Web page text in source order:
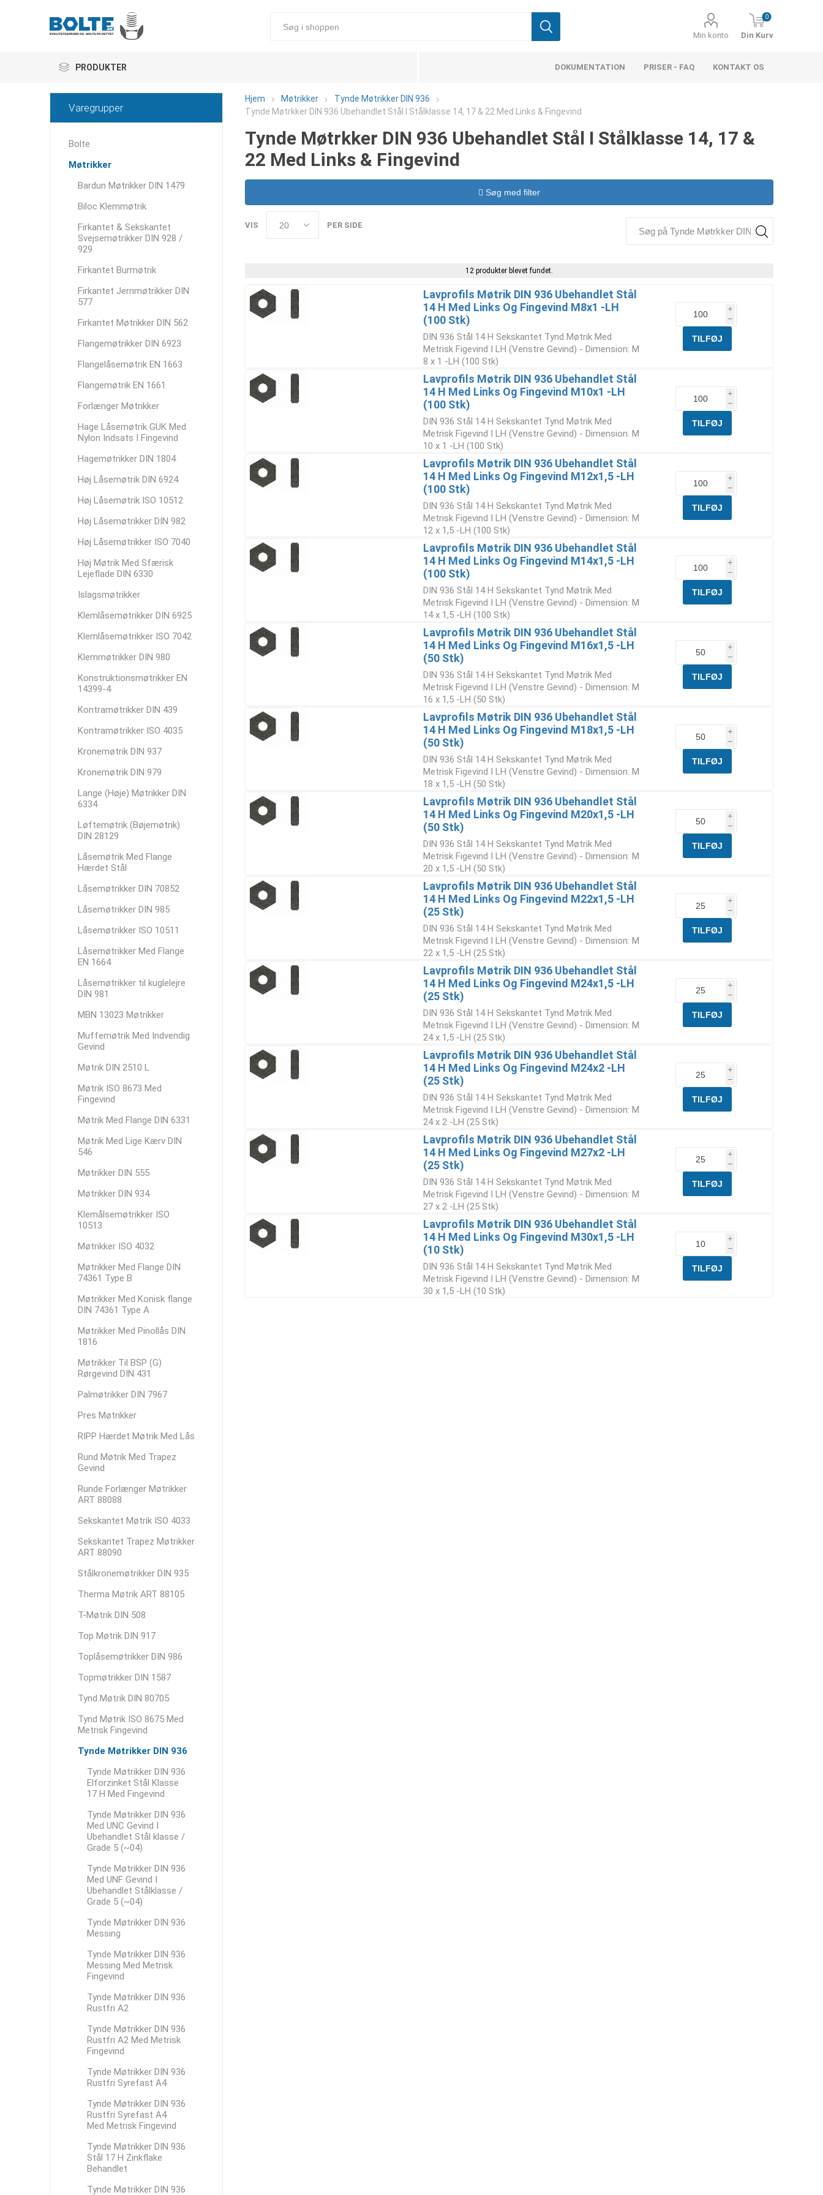
Min konto
0
Din Kurv
PRODUKTER DOKUMENTATION PRISER - FAQ KONTAKT OS
Hjem Møtrikker
Tynde Møtrikker DIN 936
Tynde Møtrkker DIN 936 Ubehandlet Stål I Stålklasse 14, 17 & 22 Med Links & Fingevind
Tynde Møtrkker DIN 936 Ubehandlet Stål I Stålklasse 14, 17 &
22 Med Links & Fingevind
Søg med filter
VIS PER SIDE
12 produkter blevet fundet.
Lavprofils Møtrik DIN 936 Ubehandlet Stål
14 H Med Links Og Fingevind M8x1 -LH
(100 Stk)
DIN 936 Stål 14 H Sekskantet Tynd Møtrik Med
Metrisk Figevind I LH (Venstre Gevind) - Dimension: M
8 x 1 -LH (100 Stk)
i
h
Lavprofils Møtrik DIN 936 Ubehandlet Stål
14 H Med Links Og Fingevind M10x1 -LH
(100 Stk)
DIN 936 Stål 14 H Sekskantet Tynd Møtrik Med
Metrisk Figevind I LH (Venstre Gevind) - Dimension: M
10 x 1 -LH (100 Stk)
i
h
Lavprofils Møtrik DIN 936 Ubehandlet Stål
14 H Med Links Og Fingevind M12x1,5 -LH
(100 Stk)
DIN 936 Stål 14 H Sekskantet Tynd Møtrik Med
Metrisk Figevind I LH (Venstre Gevind) - Dimension: M
12 x 1,5 -LH (100 Stk)
i
h
Lavprofils Møtrik DIN 936 Ubehandlet Stål
14 H Med Links Og Fingevind M14x1,5 -LH
(100 Stk)
DIN 936 Stål 14 H Sekskantet Tynd Møtrik Med
Metrisk Figevind I LH (Venstre Gevind) - Dimension: M
14 x 1,5 -LH (100 Stk)
i
h
Lavprofils Møtrik DIN 936 Ubehandlet Stål
14 H Med Links Og Fingevind M16x1,5 -LH
(50 Stk)
DIN 936 Stål 14 H Sekskantet Tynd Møtrik Med
Metrisk Figevind I LH (Venstre Gevind) - Dimension: M
16 x 1,5 -LH (50 Stk)
i
h
Lavprofils Møtrik DIN 936 Ubehandlet Stål
14 H Med Links Og Fingevind M18x1,5 -LH
(50 Stk)
DIN 936 Stål 14 H Sekskantet Tynd Møtrik Med
Metrisk Figevind I LH (Venstre Gevind) - Dimension: M
18 x 1,5 -LH (50 Stk)
i
h
Lavprofils Møtrik DIN 936 Ubehandlet Stål
14 H Med Links Og Fingevind M20x1,5 -LH
(50 Stk)
DIN 936 Stål 14 H Sekskantet Tynd Møtrik Med
Metrisk Figevind I LH (Venstre Gevind) - Dimension: M
20 x 1,5 -LH (50 Stk)
i
h
Lavprofils Møtrik DIN 936 Ubehandlet Stål
14 H Med Links Og Fingevind M22x1,5 -LH
(25 Stk)
DIN 936 Stål 14 H Sekskantet Tynd Møtrik Med
Metrisk Figevind I LH (Venstre Gevind) - Dimension: M
22 x 1,5 -LH (25 Stk)
i
h
Lavprofils Møtrik DIN 936 Ubehandlet Stål
14 H Med Links Og Fingevind M24x1,5 -LH
(25 Stk)
DIN 936 Stål 14 H Sekskantet Tynd Møtrik Med
Metrisk Figevind I LH (Venstre Gevind) - Dimension: M
24 x 1,5 -LH (25 Stk)
i
h
Lavprofils Møtrik DIN 936 Ubehandlet Stål
14 H Med Links Og Fingevind M24x2 -LH
(25 Stk)
DIN 936 Stål 14 H Sekskantet Tynd Møtrik Med
Metrisk Figevind I LH (Venstre Gevind) - Dimension: M
24 x 2 -LH (25 Stk)
i
h
Lavprofils Møtrik DIN 936 Ubehandlet Stål
14 H Med Links Og Fingevind M27x2 -LH
(25 Stk)
DIN 936 Stål 14 H Sekskantet Tynd Møtrik Med
Metrisk Figevind I LH (Venstre Gevind) - Dimension: M
27 x 2 -LH (25 Stk)
i
h
Lavprofils Møtrik DIN 936 Ubehandlet Stål
14 H Med Links Og Fingevind M30x1,5 -LH
(10 Stk)
DIN 936 Stål 14 H Sekskantet Tynd Møtrik Med
Metrisk Figevind I LH (Venstre Gevind) - Dimension: M
30 x 1,5 -LH (10 Stk)
i
h
Varegrupper
Bolte
Møtrikker
Bardun Møtrikker DIN 1479
Biloc Klemmøtrik
Firkantet & Sekskantet
Svejsemøtrikker DIN 928 /
929
Firkantet Burmøtrik
Firkantet Jernmøtrikker DIN
577
Firkantet Møtrikker DIN 562
Flangemøtrikker DIN 6923
Flangelåsemøtrik EN 1663
Flangemøtrik EN 1661
Forlænger Møtrikker
Hage Låsemøtrik GUK Med
Nylon Indsats I Fingevind
Hagemøtrikker DIN 1804
Høj Låsemøtrik DIN 6924
Høj Låsemøtrik ISO 10512
Høj Låsemøtrikker DIN 982
Høj Låsemøtrikker ISO 7040
Høj Møtrik Med Sfærisk
Lejeflade DIN 6330
Islagsmøtrikker
Klemlåsemøtrikker DIN 6925
Klemlåsemøtrikker ISO 7042
Klemmøtrikker DIN 980
Konstruktionsmøtrikker EN
14399-4
Kontramøtrikker DIN 439
Kontramøtrikker ISO 4035
Kronemøtrik DIN 937
Kronemøtrik DIN 979
Lange (Høje) Møtrikker DIN
6334
Løftemøtrik (Bøjemøtrik)
DIN 28129
Låsemøtrik Med Flange
Hærdet Stål
Låsemøtrikker DIN 70852
Låsemøtrikker DIN 985
Låsemøtrikker ISO 10511
Låsemøtrikker Med Flange
EN 1664
Låsemøtrikker til kuglelejre
DIN 981
MBN 13023 Møtrikker
Muffemøtrik Med Indvendig
Gevind
Møtrik DIN 2510 L
Møtrik ISO 8673 Med
Fingevind
Møtrik Med Flange DIN 6331
Møtrik Med Lige Kærv DIN
546
Møtrikker DIN 555
Møtrikker DIN 934
Klemålsemøtrikker ISO
10513
Møtrikker ISO 4032
Møtrikker Med Flange DIN
74361 Type B
Møtrikker Med Konisk flange
DIN 74361 Type A
Møtrikker Med Pinollås DIN
1816
Møtrikker Til BSP (G)
Rørgevind DIN 431
Palmøtrikker DIN 7967
Pres Møtrikker
RIPP Hærdet Møtrik Med Lås
Rund Møtrik Med Trapez
Gevind
Runde Forlænger Møtrikker
ART 88088
Sekskantet Møtrik ISO 4033
Sekskantet Trapez Møtrikker
ART 88090
Stålkronemøtrikker DIN 935
Therma Møtrik ART 88105
T-Møtrik DIN 508
Top Møtrik DIN 917
Toplåsemøtrikker DIN 986
Topmøtrikker DIN 1587
Tynd Møtrik DIN 80705
Tynd Møtrik ISO 8675 Med
Metrisk Fingevind
Tynde Møtrikker DIN 936
Tynde Møtrikker DIN 936
Elforzinket Stål Klasse
17 H Med Fingevind
Tynde Møtrikker DIN 936
Med UNC Gevind I
Ubehandlet Stål klasse /
Grade 5 (~04)
Tynde Møtrikker DIN 936
Med UNF Gevind I
Ubehandlet Stålklasse /
Grade 5 (~04)
Tynde Møtrikker DIN 936
Messing
Tynde Møtrikker DIN 936
Messing Med Metrisk
Fingevind
Tynde Møtrikker DIN 936
Rustfri A2
Tynde Møtrikker DIN 936
Rustfri A2 Med Metrisk
Fingevind
Tynde Møtrikker DIN 936
Rustfri Syrefast A4
Tynde Møtrikker DIN 936
Rustfri Syrefast A4
Med Metrisk Fingevind
Tynde Møtrikker DIN 936
Stål 17 H Zinkflake
Behandlet
Tynde Møtrikker DIN 936